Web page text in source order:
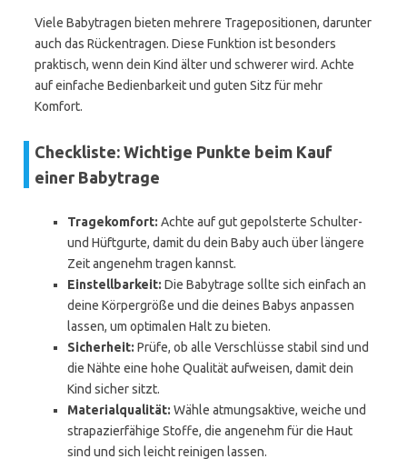
Viele Babytragen bieten mehrere Tragepositionen, darunter
auch das Rückentragen. Diese Funktion ist besonders
praktisch, wenn dein Kind älter und schwerer wird. Achte
auf einfache Bedienbarkeit und guten Sitz für mehr
Komfort.
Checkliste: Wichtige Punkte beim Kauf
einer Babytrage
Tragekomfort: Achte auf gut gepolsterte Schulter-
und Hüftgurte, damit du dein Baby auch über längere
Zeit angenehm tragen kannst.
Einstellbarkeit: Die Babytrage sollte sich einfach an
deine Körpergröße und die deines Babys anpassen
lassen, um optimalen Halt zu bieten.
Sicherheit: Prüfe, ob alle Verschlüsse stabil sind und
die Nähte eine hohe Qualität aufweisen, damit dein
Kind sicher sitzt.
Materialqualität: Wähle atmungsaktive, weiche und
strapazierfähige Stoffe, die angenehm für die Haut
sind und sich leicht reinigen lassen.